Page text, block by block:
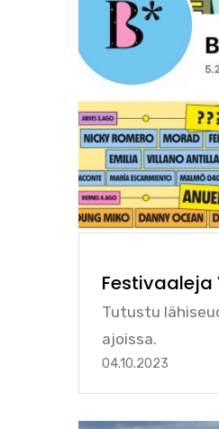
Tutustu
ajoissa.
04.10.2023